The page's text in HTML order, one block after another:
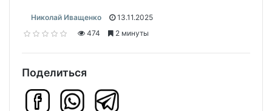
Николай Иващенко
13.11.2025
474
2 минуты
Поделиться